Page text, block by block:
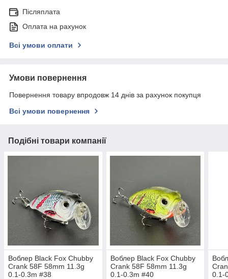
Післяплата
Оплата на рахунок
Всі умови оплати
Умови повернення
Повернення товару впродовж 14 днів за рахунок покупця
Всі умови повернення
Подібні товари компанії
Воблер Black Fox Chubby
Crank 58F 58mm 11.3g
0.1-0.3m #38
Воблер Black Fox Chubby
Crank 58F 58mm 11.3g
0.1-0.3m #40
0.1-